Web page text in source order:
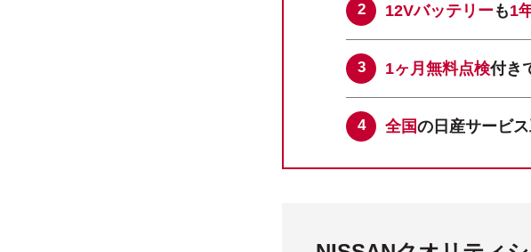
12Vバッテリーも1
1ヶ月無料点検付き
全国の日産サービ